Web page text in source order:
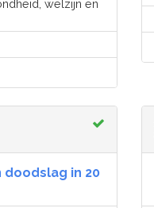
welzijn en
in 20